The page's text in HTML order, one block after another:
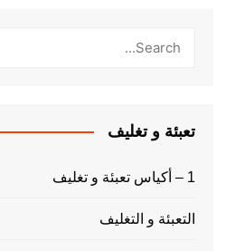
تعبئة و تغليف
1 – أكياس تعبئة و تغليف
التعبئة و التغليف